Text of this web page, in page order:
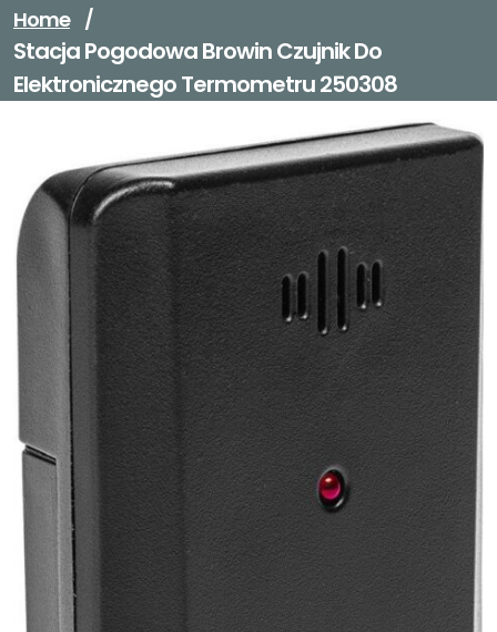
Home /
Stacja Pogodowa Browin Czujnik Do
Elektronicznego Termometru 250308